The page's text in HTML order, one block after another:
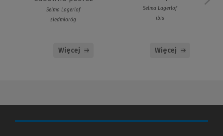
Selma Lagerlof
siedmioróg
Więcej
Selma Lagerlof
ibis
Więcej